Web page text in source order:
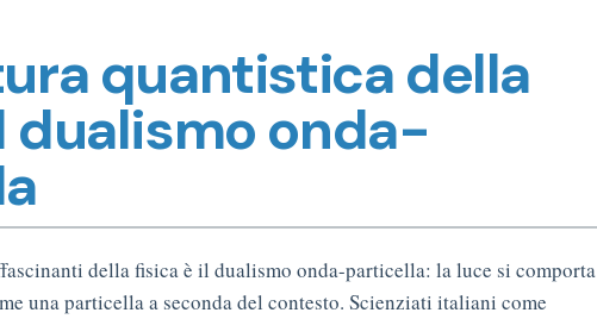
quantistica della
dualismo onda-
della fisica è il dualismo onda-particella: la luce si comporta
una particella a seconda del contesto. Scienziati italiani come